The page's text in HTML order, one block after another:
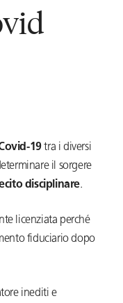
19tra i diversi
il sorgere
disciplinare.
licenziata perché
fiduciario dopo
inediti e